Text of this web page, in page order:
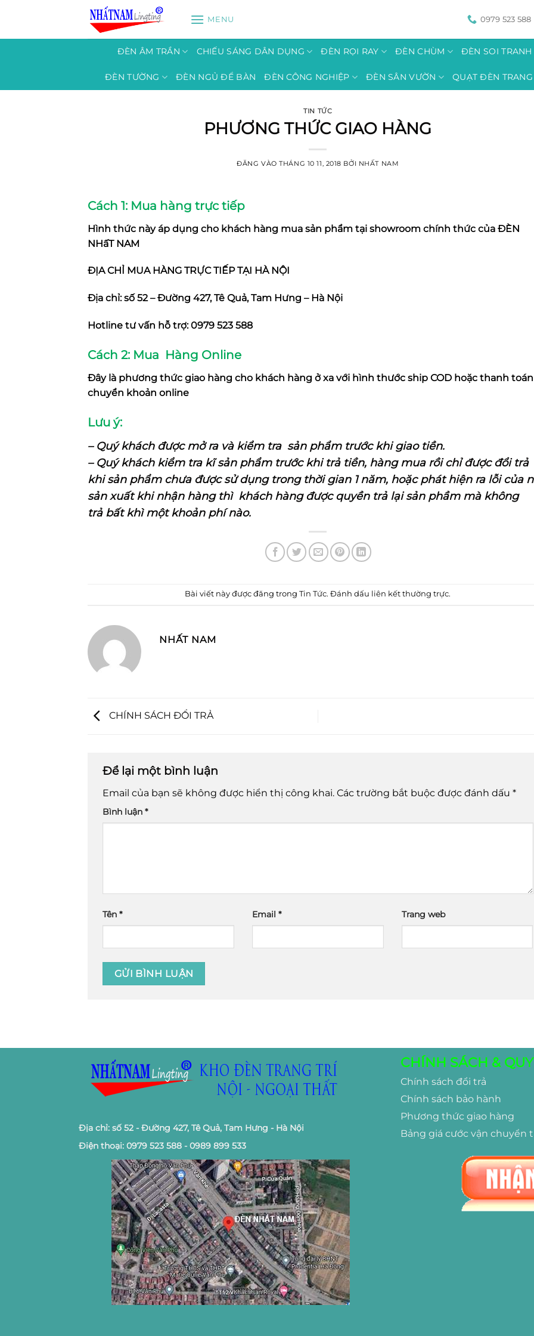
nội
MENU 0979 523 588
ĐÈN ÂM TRẦN CHIẾU SÁNG DÂN DỤNG ĐÈN RỌI RAY ĐÈN CHÙM ĐÈN SOI
ĐÈN TƯỜNG ĐÈN NGỦ ĐỂ BÀN ĐÈN CÔNG NGHIỆP ĐÈN SÂN VƯỜN QUẠT ĐÈN TRANG
TIN TỨC
PHƯƠNG THỨC GIAO HÀNG
ĐĂNG VÀOTHÁNG 10 11, 2018 BỞI NHẤT NAM
Cách 1: Mua hàng trực tiếp
Hình thức này áp dụng cho khách hàng mua sản phẩm tại showroom chính thức của ĐÈN
NHấT NAM
ĐỊA CHỈ MUA HÀNG TRỰC TIẾP TẠI HÀ NỘI
Địa chỉ: số 52 – Đường 427, Tê Quả, Tam Hưng – Hà Nội
Hotline tư vấn hỗ trợ: 0979 523 588
Cách 2: Mua Hàng Online
Đây là phương thức giao hàng cho khách hàng ở xa với hình thước ship COD hoặc thanh toán
chuyển khoản online
Lưu ý:
– Quý khách được mở ra và kiểm tra sản phẩm trước khi giao tiền.
– Quý khách kiểm tra kĩ sản phẩm trước khi trả tiền, hàng mua rồi chỉ được đổi trả
khi sản phẩm chưa được sử dụng trong thời gian 1 năm, hoặc phát hiện ra lỗi của
sản xuất khi nhận hàng thì khách hàng được quyền trả lại sản phầm mà không
trả bất khì một khoản phí nào.
Bài viết này được đăng trongTin Tức. Đánh dấu liên kết thường trực.
NHẤT NAM
CHÍNH SÁCH ĐỔI TRẢ
Để lại một bình luận
Email của bạn sẽ không được hiển thị công khai. Các trường bắt buộc được đánh dấu *
Bình luận *
Tên * Email * Trang web
Địa chỉ: số 52 - Đường 427, Tê Quả, Tam Hưng - Hà Nội
Điện thoại: 0979 523 588 - 0989 899 533
CHÍNH SÁCH &
Chính sách đổi trả
Chính sách bảo hành
Phương thức giao hàng
Bảng giá cước vận chuyển